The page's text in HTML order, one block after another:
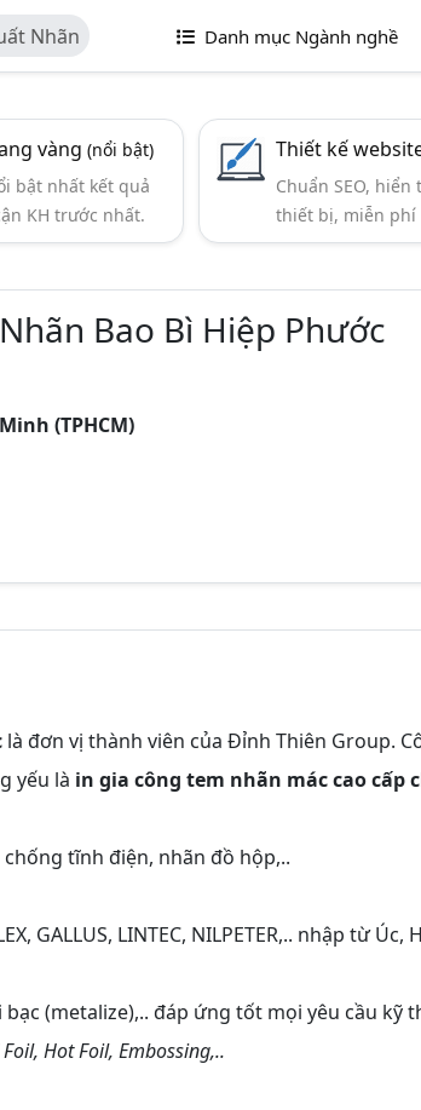
Nhãn
Danh mục Ngành nghề
vàng(nổi bật)
bật nhất kết quả
KH trước nhất.
Thiết kế
Chuẩn SEO,
thiết bị, miễn phí
Bao Bì Hiệp Phước
(TPHCM)
là đơn vị thành viên của Đỉnh Thiên Group.
yếu là in gia công tem nhãn mác cao cấp
tĩnh điện, nhãn đồ hộp,..
GALLUS, LINTEC, NILPETER,.. nhập từ Úc,
bạc (metalize),.. đáp ứng tốt mọi yêu cầu kỹ
Hot Foil, Embossing,..